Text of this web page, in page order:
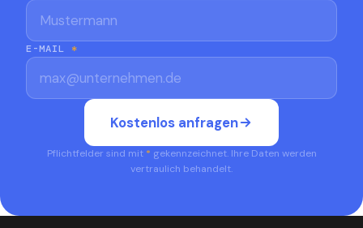
E-MAIL *
UNTERNEHMEN
Kostenlos anfragen
Pflichtfelder sind mit * gekennzeichnet. Ihre Daten werden
vertraulich behandelt.